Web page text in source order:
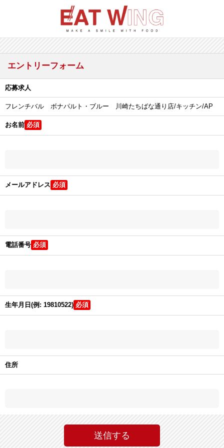
エントリーフォーム
応募求人
フレンチバル ボナパルト・ブルー 川崎たちばな通り店/キッチン/AP
お名前
メールアドレス
電話番号
生年月日(例: 19810522)
住所